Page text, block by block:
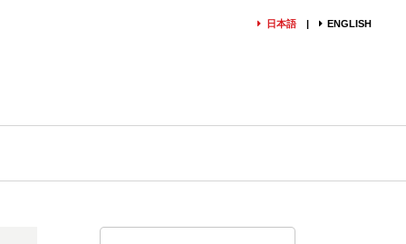
日本語 ENGLISH